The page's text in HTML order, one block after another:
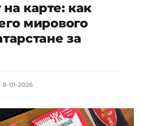
карте: как
мирового
за
8-01-2026